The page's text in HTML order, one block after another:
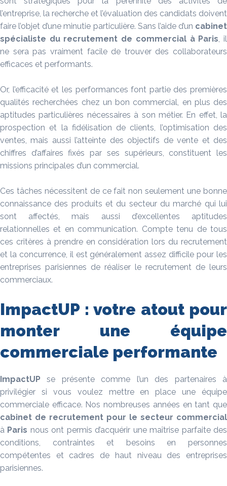
l’entreprise, la recherche et l’évaluation des candidats doivent
faire l’objet d’une minutie particulière. Sans l’aide d’un cabinet
spécialiste du recrutement de commercial à Paris, il
ne sera pas vraiment facile de trouver des collaborateurs
efficaces et performants.
Or, l’efficacité et les performances font partie des premières
qualités recherchées chez un bon commercial, en plus des
aptitudes particulières nécessaires à son métier. En effet, la
prospection et la fidélisation de clients, l’optimisation des
ventes, mais aussi l’atteinte des objectifs de vente et des
chiffres d’affaires fixés par ses supérieurs, constituent les
missions principales d’un commercial.
Ces tâches nécessitent de ce fait non seulement une bonne
connaissance des produits et du secteur du marché qui lui
sont affectés, mais aussi d’excellentes aptitudes
relationnelles et en communication. Compte tenu de tous
ces critères à prendre en considération lors du recrutement
et la concurrence, il est généralement assez difficile pour les
entreprises parisiennes de réaliser le recrutement de leurs
commerciaux.
ImpactUP : votre atout pour
monter une équipe
commerciale performante
ImpactUP se présente comme l’un des partenaires à
privilégier si vous voulez mettre en place une équipe
commerciale efficace. Nos nombreuses années en tant que
cabinet de recrutement pour le secteur commercial
à Paris nous ont permis d’acquérir une maîtrise parfaite des
conditions, contraintes et besoins en personnes
compétentes et cadres de haut niveau des entreprises
parisiennes.